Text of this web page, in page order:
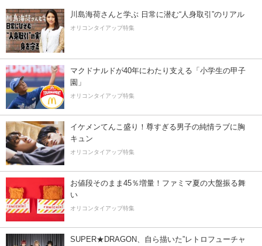
川島海荷さんと学ぶ 日常に潜む“人身取引”のリアル
オリコンタイアップ特集
マクドナルドが40年にわたり支える「小学生の甲子
園」
オリコンタイアップ特集
イケメンてんこ盛り！尊すぎる男子の純情ラブに胸
キュン
オリコンタイアップ特集
お値段そのまま45％増量！ファミマ夏の大盤振る舞
い
オリコンタイアップ特集
SUPER★DRAGON、自ら描いた”レトロフューチャ